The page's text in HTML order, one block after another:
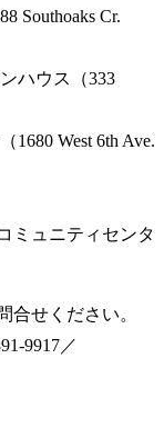
Southoaks Cr.
ハウス（333
1680 West 6th Ave.
ミュニティセンタ
合せください。
9917／